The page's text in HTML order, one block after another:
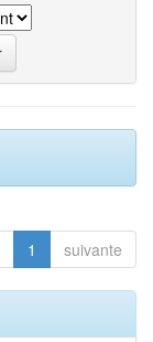
1 suivante